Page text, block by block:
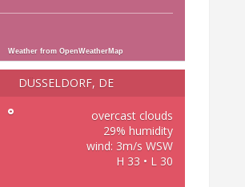
Weather from OpenWeatherMap
DÜSSELDORF, DE
°
overcast clouds
29% humidity
wind: 3m/s WSW
H 33 • L 30